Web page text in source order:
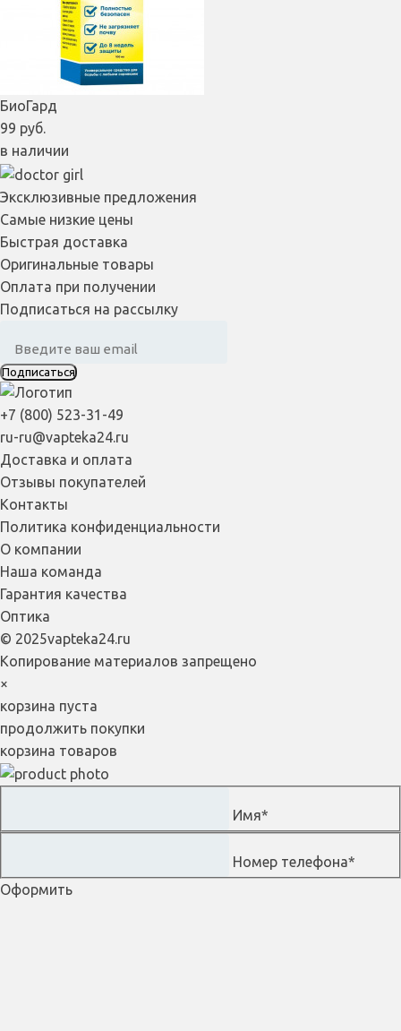
БиоГард
99 руб.
в наличии
Эксклюзивные предложения
Самые низкие цены
Быстрая доставка
Оригинальные товары
Оплата при получении
Подписаться на рассылку
Подписаться
+7 (800) 523-31-49
ru-ru@vapteka24.ru
Доставка и оплата
Отзывы покупателей
Контакты
Политика конфиденциальности
О компании
Наша команда
Гарантия качества
Оптика
© 2025vapteka24.ru
Копирование материалов запрещено
×
корзина пуста
продолжить покупки
корзина товаров
Имя*
Номер телефона*
Оформить